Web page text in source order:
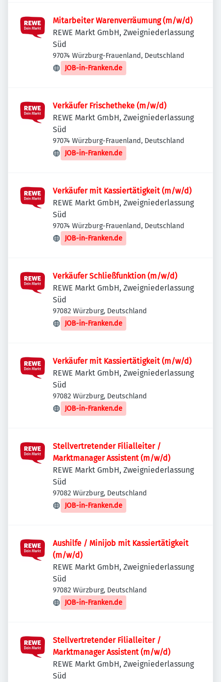
Mitarbeiter Warenverräumung (m/w/d)
REWE Markt GmbH, Zweigniederlassung
Süd
97074 Würzburg-Frauenland, Deutschland
JOB-in-Franken.de
Verkäufer Frischetheke (m/w/d)
REWE Markt GmbH, Zweigniederlassung
Süd
97074 Würzburg-Frauenland, Deutschland
JOB-in-Franken.de
Verkäufer mit Kassiertätigkeit (m/w/d)
REWE Markt GmbH, Zweigniederlassung
Süd
97074 Würzburg-Frauenland, Deutschland
JOB-in-Franken.de
Verkäufer Schließfunktion (m/w/d)
REWE Markt GmbH, Zweigniederlassung
Süd
97082 Würzburg, Deutschland
JOB-in-Franken.de
Verkäufer mit Kassiertätigkeit (m/w/d)
REWE Markt GmbH, Zweigniederlassung
Süd
97082 Würzburg, Deutschland
JOB-in-Franken.de
Stellvertretender Filialleiter /
Marktmanager Assistent (m/w/d)
REWE Markt GmbH, Zweigniederlassung
Süd
97082 Würzburg, Deutschland
JOB-in-Franken.de
Aushilfe / Minijob mit Kassiertätigkeit
(m/w/d)
REWE Markt GmbH, Zweigniederlassung
Süd
97082 Würzburg, Deutschland
JOB-in-Franken.de
Stellvertretender Filialleiter /
Marktmanager Assistent (m/w/d)
REWE Markt GmbH, Zweigniederlassung
Süd